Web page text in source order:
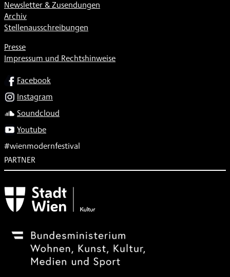
Newsletter & Zusendungen
Archiv
Stellenausschreibungen
Presse
Impressum und Rechtshinweise
SOCIALFacebook
Instagram
Soundcloud
Youtube
#wienmodernfestival
PARTNER
Subventionsgeber